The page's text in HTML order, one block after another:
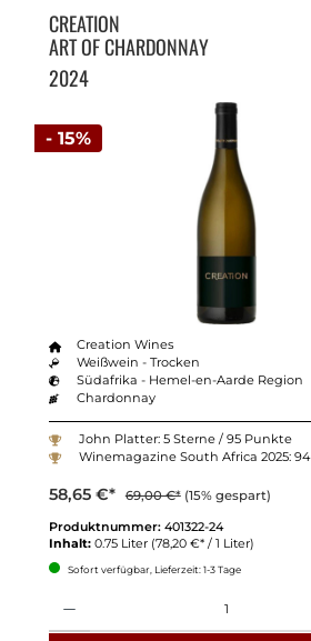
- 15%
CREATION
ART OF CHARDONNAY
2024
Creation Wines
Weißwein - Trocken
Südafrika - Hemel-en-Aarde Region
Chardonnay
John Platter: 5 Sterne / 95 Punkte
Winemagazine South Africa 2025:
58,65 €* 69,00 €* (15% gespart)
Produktnummer: 401322-24
Inhalt: 0.75 Liter (78,20 €* / 1 Liter)
Sofort verfügbar, Lieferzeit: 1-3 Tage